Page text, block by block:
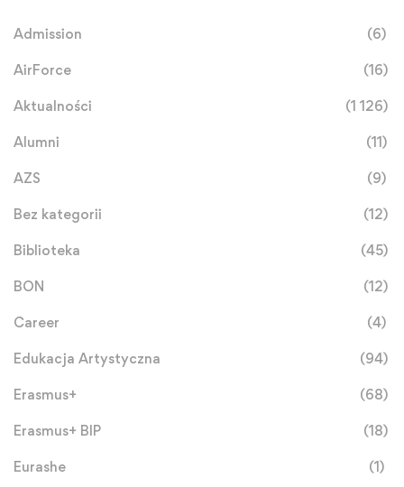
Admission (6)
AirForce (16)
Aktualności (1 126)
Alumni (11)
AZS (9)
Bez kategorii (12)
Biblioteka (45)
BON (12)
Career (4)
Edukacja Artystyczna (94)
Erasmus+ (68)
Erasmus+ BIP (18)
Eurashe (1)